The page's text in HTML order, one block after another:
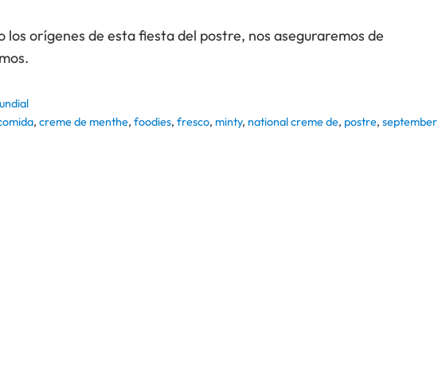
los orígenes de esta fiesta del postre, nos aseguraremos de
,creme de menthe,foodies,fresco, minty, national creme de, postre,september